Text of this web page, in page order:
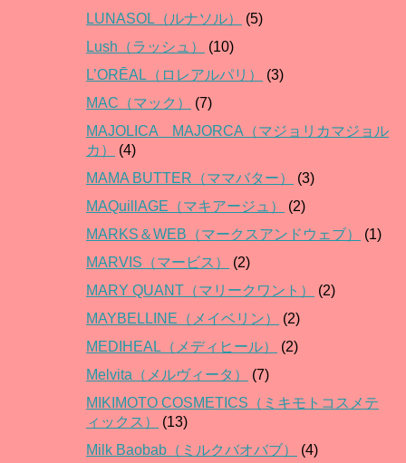
LUNASOL（ルナソル）
(5)
Lush（ラッシュ）
(10)
L’ORĒAL（ロレアルパリ）
(3)
MAC（マック）
(7)
MAJOLICA MAJORCA（マジョリカマジョル
カ）
(4)
MAMA BUTTER（ママバター）
(3)
MAQuillAGE（マキアージュ）
(2)
MARKS＆WEB（マークスアンドウェブ）
(1)
MARVIS（マービス）
(2)
MARY QUANT（マリークワント）
(2)
MAYBELLINE（メイベリン）
(2)
MEDIHEAL（メディヒール）
(2)
Melvita（メルヴィータ）
(7)
MIKIMOTO COSMETICS（ミキモトコスメテ
ィックス）
(13)
Milk Baobab（ミルクバオバブ）
(4)